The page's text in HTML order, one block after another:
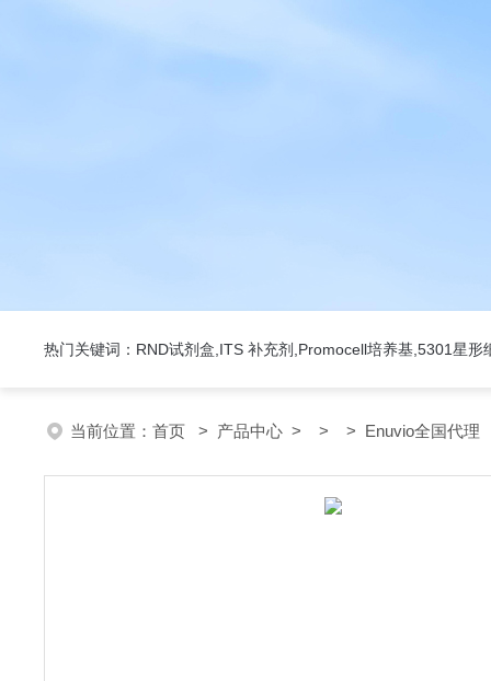
热门关键词：RND试剂盒,ITS 补充剂,Promocell培养基,5301星形
当前位置： 首页 > 产品中心 > > > Enuvio全国代理